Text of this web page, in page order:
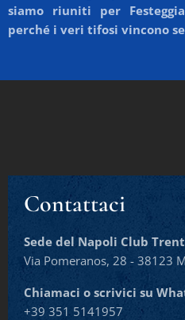
siamo riuniti per
perché i veri tifosi vincono
Contattaci
Sede del Napoli Club
Via Pomeranos, 28 - 38123
Chiamaci o scrivici su
+39 351 5141957